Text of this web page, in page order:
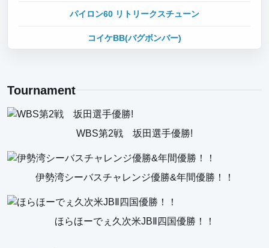
パイロン60 リトリークスチューン
コイケBB(バグボンバー)
コイケ フィッシュM エラストマー
パイロン60SS ソルトチューン
Retreex メタロクランク30 タイプF-R
コイケサンダーM エラストマー
FOOSHA(フーシャ)
HU-500
Tournament
WBS第2戦 坂田選手優勝!
伊勢湾シーバスチャレンジ優勝&年間優勝！！
ほらほーでぇ久次米JBⅡ四国優勝！！